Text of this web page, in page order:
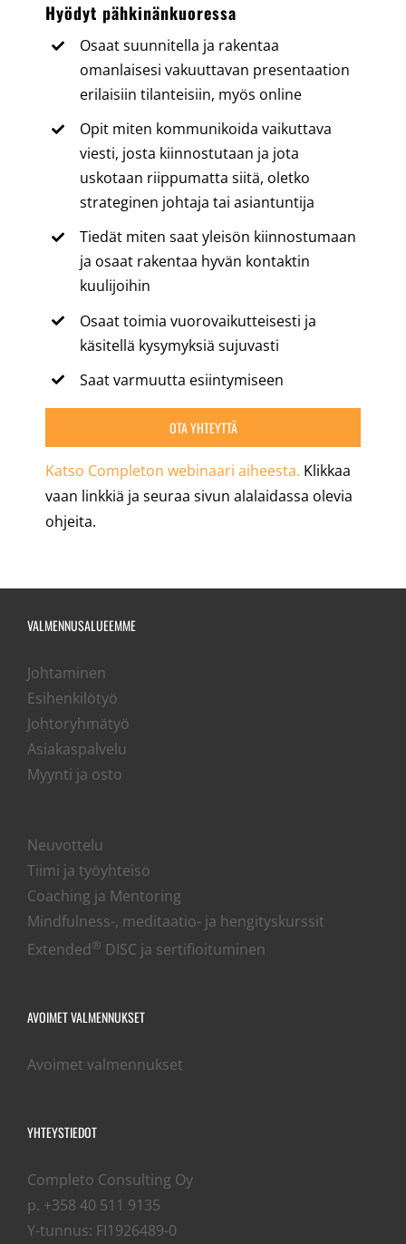
Hyödyt pähkinänkuoressa
Osaat suunnitella ja rakentaa
omanlaisesi vakuuttavan presentaation
erilaisiin tilanteisiin, myös online
Opit miten kommunikoida vaikuttava
viesti, josta kiinnostutaan ja jota
uskotaan riippumatta siitä, oletko
strateginen johtaja tai asiantuntija
Tiedät miten saat yleisön kiinnostumaan
ja osaat rakentaa hyvän kontaktin
kuulijoihin
Osaat toimia vuorovaikutteisesti ja
käsitellä kysymyksiä sujuvasti
Saat varmuutta esiintymiseen
OTA YHTEYTTÄ
Katso Completon webinaari aiheesta. Klikkaa
vaan linkkiä ja seuraa sivun alalaidassa olevia
ohjeita.
VALMENNUSALUEEMME
Johtaminen
Esihenkilötyö
Johtoryhmätyö
Asiakaspalvelu
Myynti ja osto
Neuvottelu
Tiimi ja työyhteisö
Coaching ja Mentoring
Mindfulness-, meditaatio- ja hengityskurssit
Extended® DISC ja sertifioituminen
AVOIMET VALMENNUKSET
Avoimet valmennukset
YHTEYSTIEDOT
Completo Consulting Oy
p. +358 40 511 9135
Y-tunnus: FI1926489-0